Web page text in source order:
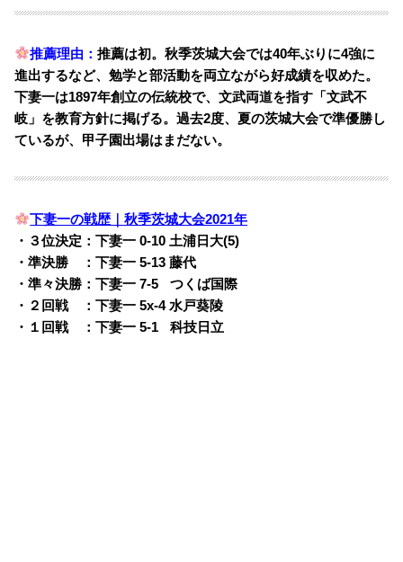
推薦理由：推薦は初。秋季茨城大会では40年ぶりに4強に
進出するなど、勉学と部活動を両立ながら好成績を収めた。
下妻一は1897年創立の伝統校で、文武両道を指す「文武不
岐」を教育方針に掲げる。過去2度、夏の茨城大会で準優勝し
ているが、甲子園出場はまだない。
下妻一の戦歴｜秋季茨城大会2021年
・３位決定：下妻一 0-10 土浦日大(5)
・準決勝 ：下妻一 5-13 藤代
・準々決勝：下妻一 7-5
oつくば国際
・２回戦 ：下妻一 5x-4 水戸葵陵
・１回戦 ：下妻一 5-1
o科技日立